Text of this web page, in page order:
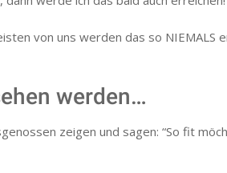
von uns werden das so NIEMALS
werden…
zeigen und sagen: “So fit